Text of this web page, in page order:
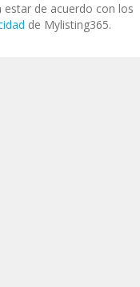
de acuerdo con los
de Mylisting365.